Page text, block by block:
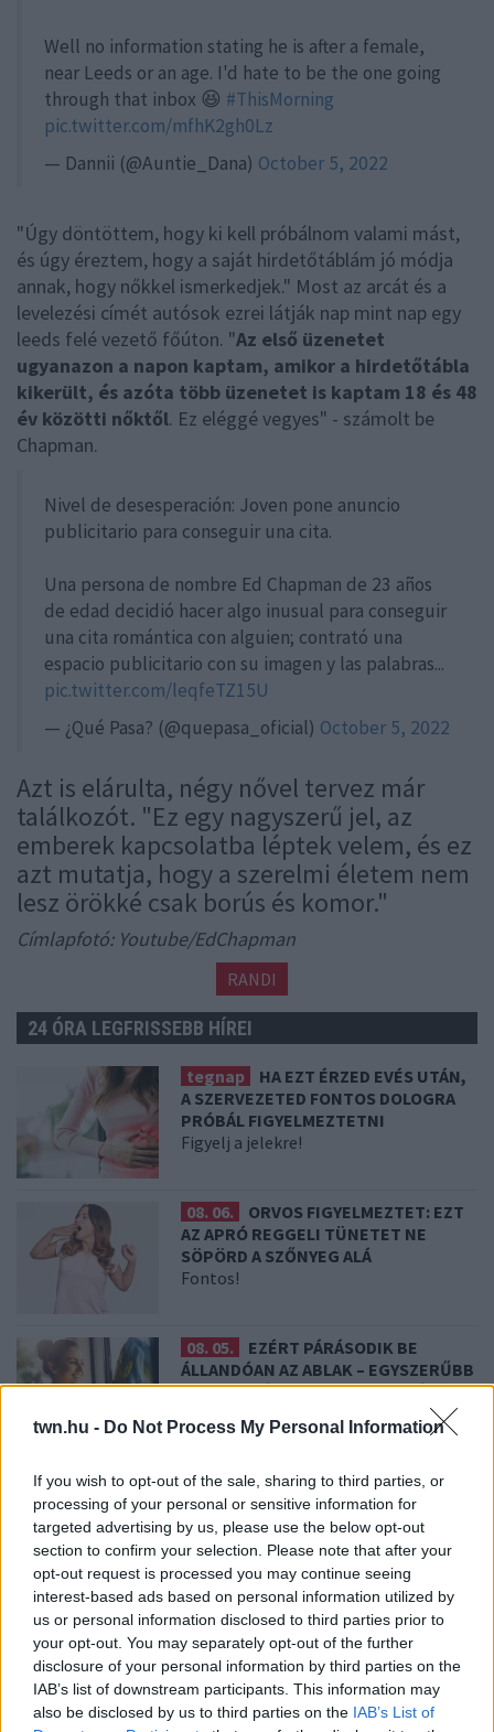
twn.hu - Do Not Process My Personal Information
If you wish to opt-out of the sale, sharing to third parties, or
processing of your personal or sensitive information for
targeted advertising by us, please use the below opt-out
section to confirm your selection. Please note that after your
opt-out request is processed you may continue seeing
interest-based ads based on personal information utilized by
us or personal information disclosed to third parties prior to
your opt-out. You may separately opt-out of the further
disclosure of your personal information by third parties on the
IAB’s list of downstream participants. This information may
also be disclosed by us to third parties on the IAB’s List of
Well no information stating he is after a female,
near Leeds or an age. I'd hate to be the one going
through that inbox 😆 #ThisMorning
pic.twitter.com/mfhK2gh0Lz
— Dannii (@Auntie_Dana) October 5, 2022
"Úgy döntöttem, hogy ki kell próbálnom valami mást,
és úgy éreztem, hogy a saját hirdetőtáblám jó módja
annak, hogy nőkkel ismerkedjek." Most az arcát és a
levelezési címét autósok ezrei látják nap mint nap egy
leeds felé vezető főúton. "Az első üzenetet
ugyanazon a napon kaptam, amikor a hirdetőtábla
kikerült, és azóta több üzenetet is kaptam 18 és 48
év közötti nőktől. Ez eléggé vegyes" - számolt be
Chapman.
Nivel de desesperación: Joven pone anuncio
publicitario para conseguir una cita.
Una persona de nombre Ed Chapman de 23 años
de edad decidió hacer algo inusual para conseguir
una cita romántica con alguien; contrató una
espacio publicitario con su imagen y las palabras...
pic.twitter.com/leqfeTZ15U
— ¿Qué Pasa? (@quepasa_oficial) October 5, 2022
Azt is elárulta, négy nővel tervez már
találkozót. "Ez egy nagyszerű jel, az
emberek kapcsolatba léptek velem, és ez
azt mutatja, hogy a szerelmi életem nem
lesz örökké csak borús és komor."
Címlapfotó: Youtube/EdChapman
RANDI
24 ÓRA LEGFRISSEBB HÍREI
tegnap
HA EZT ÉRZED EVÉS UTÁN,
A SZERVEZETED FONTOS DOLOGRA
PRÓBÁL FIGYELMEZTETNI
Figyelj a jelekre!
08. 06.
ORVOS FIGYELMEZTET: EZT
AZ APRÓ REGGELI TÜNETET NE
SÖPÖRD A SZŐNYEG ALÁ
Fontos!
08. 05.
EZÉRT PÁRÁSODIK BE
ÁLLANDÓAN AZ ABLAK – EGYSZERŰBB
A MEGOLDÁS, MINT GONDOLNÁD
08. 04.
NEM ECETTEL ÉS NEM
SZÓDABIKARBÓNÁVAL: EZZEL LESZ
ÚJRA CSILLOGÓ A VÍZKÖVES CSAP
A legjobb trükk
08. 03.
HA MINDIG EZT A MONDATOT HASZNÁLOD, AZ
RENDKÍVÜL MAGAS ÉRZELMI INTELLIGENCIÁRA UTALHAT
Te szoktad?
08. 02.
SOKAN ROSSZUL TÁROLJÁK A GYÓGYSZEREIKET –